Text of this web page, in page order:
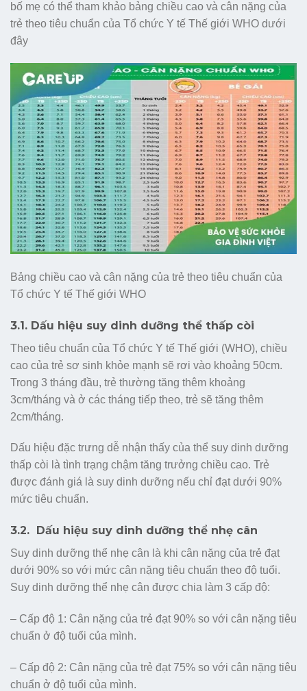
bố mẹ có thể tham khảo bảng chiều cao và cân nặng của
trẻ theo tiêu chuẩn của Tổ chức Y tế Thế giới WHO dưới
đây
Bảng chiều cao và cân nặng của trẻ theo tiêu chuẩn của
Tổ chức Y tế Thế giới WHO
3.1. Dấu hiệu suy dinh dưỡng thể thấp còi
Theo tiêu chuẩn của Tổ chức Y tế Thế giới (WHO), chiều
cao của trẻ sơ sinh khỏe mạnh sẽ rơi vào khoảng 50cm.
Trong 3 tháng đầu, trẻ thường tăng thêm khoảng
3cm/tháng và ở các tháng tiếp theo, trẻ sẽ tăng thêm
2cm/tháng.
Dấu hiệu đặc trưng dễ nhận thấy của thể suy dinh dưỡng
thấp còi là tình trạng chậm tăng trưởng chiều cao. Trẻ
được đánh giá là suy dinh dưỡng nếu chỉ đạt dưới 90%
mức tiêu chuẩn.
3.2. Dấu hiệu suy dinh dưỡng thể nhẹ cân
Suy dinh dưỡng thể nhẹ cân là khi cân nặng của trẻ đạt
dưới 90% so với mức cân nặng tiêu chuẩn theo độ tuổi.
Suy dinh dưỡng thể nhẹ cân được chia làm 3 cấp độ:
– Cấp độ 1: Cân nặng của trẻ đạt 90% so với cân nặng tiêu
chuẩn ở độ tuổi của mình.
– Cấp độ 2: Cân nặng của trẻ đạt 75% so với cân nặng tiêu
chuẩn ở độ tuổi của mình.